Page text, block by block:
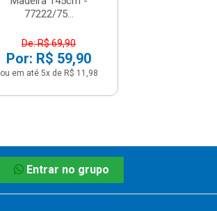
77222/75...
De: R$ 69,90
Por: R$ 59,90
ou em até 5x de R$ 11,98
Entrar no grupo